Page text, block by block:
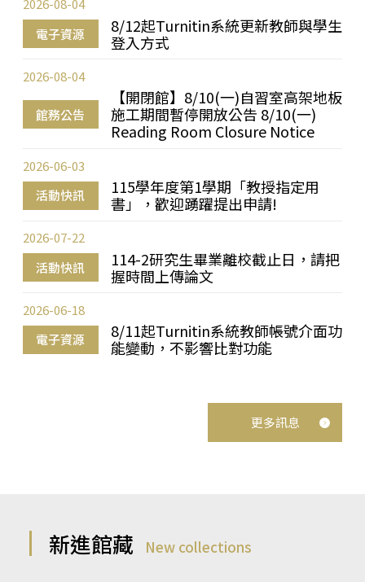
電子資源
8/12起Turnitin系統更新教師與學生
登入方式
2026-08-04
館務公告
【開閉館】8/10(一)自習室高架地板
施工期間暫停開放公告 8/10(一)
Reading Room Closure Notice
2026-08-04
活動快訊
115學年度第1學期「教授指定用
書」，歡迎踴躍提出申請!
2026-06-03
活動快訊
114-2研究生畢業離校截止日，請把
握時間上傳論文
2026-07-22
電子資源
8/11起Turnitin系統教師帳號介面功
能變動，不影響比對功能
2026-06-18
更多訊息
新進館藏 New collections